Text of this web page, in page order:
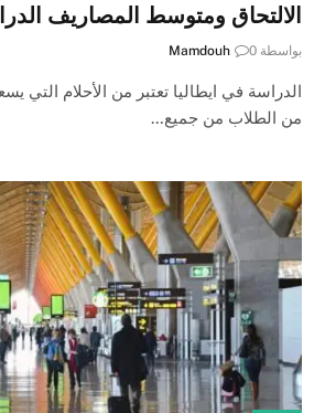
الالتحاق ومتوسط المصاريف
بواسطة Mamdouh 0
الدراسة في ايطاليا تعتبر من الأحلام التي
من الطلاب من جميع…